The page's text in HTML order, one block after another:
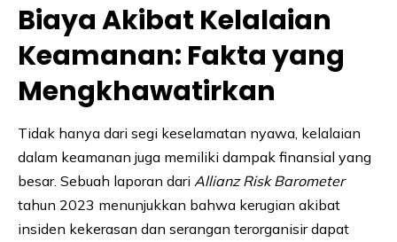
Biaya Akibat Kelalaian
Keamanan: Fakta yang
Mengkhawatirkan
Tidak hanya dari segi keselamatan nyawa, kelalaian
dalam keamanan juga memiliki dampak finansial yang
besar. Sebuah laporan dari Allianz Risk Barometer
tahun 2023 menunjukkan bahwa kerugian akibat
insiden kekerasan dan serangan terorganisir dapat